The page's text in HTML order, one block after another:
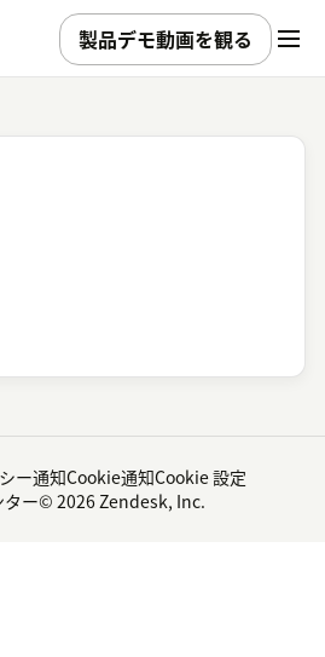
製品デモ動画を観る
ー通知Cookie通知Cookie 設定
ター© 2026 Zendesk, Inc.